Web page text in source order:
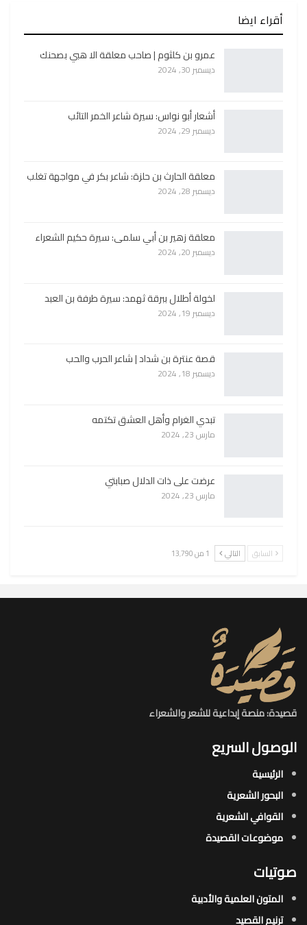
أقراء ايضا
عمرو بن كلثوم | صاحب معلقة الا هبي بصحنك
ديسمبر 30, 2024
أشعار أبو نواس: سيرة شاعر الخمر التائب
ديسمبر 29, 2024
معلقة الحارث بن حلزة: شاعر بكر في مواجهة تغلب
ديسمبر 28, 2024
معلقة زهير بن أبي سلمى: سيرة حكيم الشعراء
ديسمبر 20, 2024
لخولة أطلال ببرقة ثهمد: سيرة طرفة بن العبد
ديسمبر 19, 2024
قصة عنترة بن شداد | شاعر الحرب والحب
ديسمبر 18, 2024
تبدي الغرام وأهل العشق تكتمه
مارس 23, 2024
عرضت على ذات الدلال صبابتي
مارس 23, 2024
السابق التالي 1 من 13٬790
قصيدة: منصة إبداعية للشعر والشعراء
الوصول السريع
الرئيسية
البحور الشعرية​
القوافي الشعرية​
موضوعات القصيدة​
صوتيات
المتون العلمية والأدبية
ترنيم القصيد